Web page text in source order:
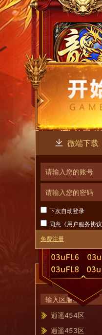
微端下载
下次自动登录
同意《用户服务协议
免费注册
服务器列表
逍遥454区
逍遥453区